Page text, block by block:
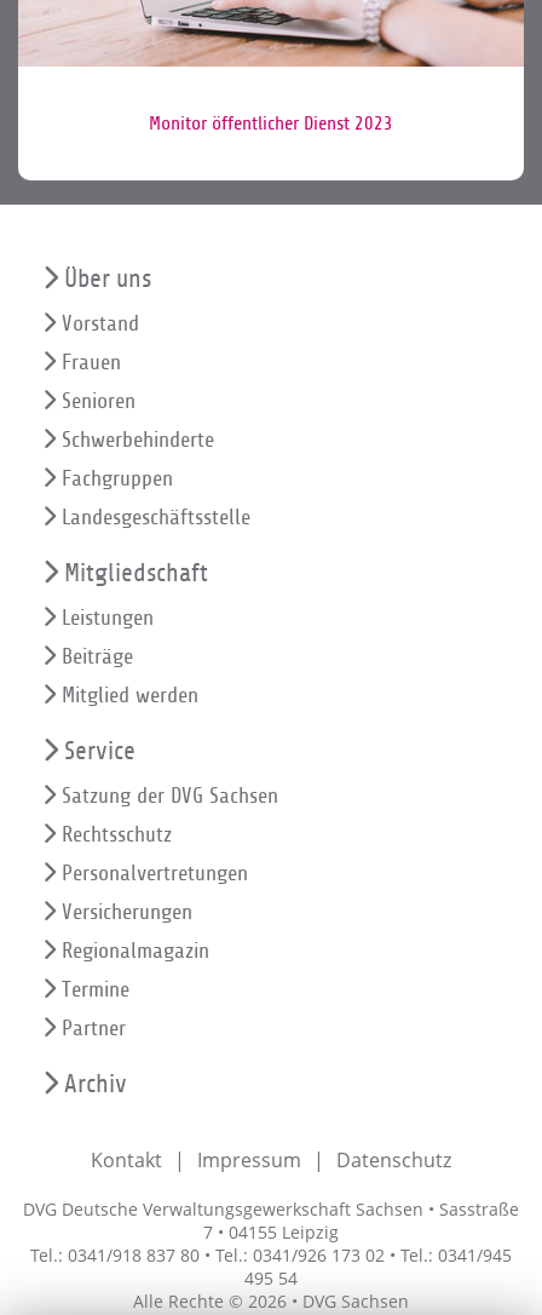
Monitor öffentlicher Dienst 2023
Über uns
Vorstand
Frauen
Senioren
Schwerbehinderte
Fachgruppen
Landesgeschäftsstelle
Mitgliedschaft
Leistungen
Beiträge
Mitglied werden
Service
Satzung der DVG Sachsen
Rechtsschutz
Personalvertretungen
Versicherungen
Regionalmagazin
Termine
Partner
Archiv
Kontakt Impressum Datenschutz
DVG Deutsche Verwaltungsgewerkschaft Sachsen • Sasstraße
7 • 04155 Leipzig
Tel.: 0341/918 837 80 • Tel.: 0341/926 173 02 • Tel.: 0341/945
495 54
Alle Rechte © 2026 • DVG Sachsen